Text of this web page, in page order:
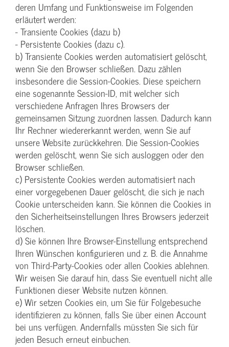
deren Umfang und Funktionsweise im Folgenden
erläutert werden:
- Transiente Cookies (dazu b)
- Persistente Cookies (dazu c).
b) Transiente Cookies werden automatisiert gelöscht,
wenn Sie den Browser schließen. Dazu zählen
insbesondere die Session-Cookies. Diese speichern
eine sogenannte Session-ID, mit welcher sich
verschiedene Anfragen Ihres Browsers der
gemeinsamen Sitzung zuordnen lassen. Dadurch kann
Ihr Rechner wiedererkannt werden, wenn Sie auf
unsere Website zurückkehren. Die Session-Cookies
werden gelöscht, wenn Sie sich ausloggen oder den
Browser schließen.
c) Persistente Cookies werden automatisiert nach
einer vorgegebenen Dauer gelöscht, die sich je nach
Cookie unterscheiden kann. Sie können die Cookies in
den Sicherheitseinstellungen Ihres Browsers jederzeit
löschen.
d) Sie können Ihre Browser-Einstellung entsprechend
Ihren Wünschen konfigurieren und z. B. die Annahme
von Third-Party-Cookies oder allen Cookies ablehnen.
Wir weisen Sie darauf hin, dass Sie eventuell nicht alle
Funktionen dieser Website nutzen können.
e) Wir setzen Cookies ein, um Sie für Folgebesuche
identifizieren zu können, falls Sie über einen Account
bei uns verfügen. Andernfalls müssten Sie sich für
jeden Besuch erneut einbuchen.